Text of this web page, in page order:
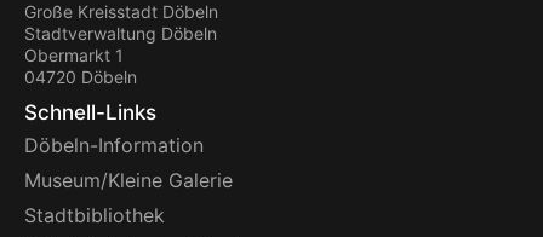
Große Kreisstadt Döbeln
Stadtverwaltung Döbeln
Obermarkt 1
04720 Döbeln
Schnell-Links
Döbeln-Information
Museum/Kleine Galerie
Stadtbibliothek